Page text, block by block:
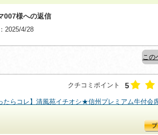
007様への返信
2025/4/28
この
5
クチコミポイント
たらコレ】清風苑イチオシ★信州プレミアム牛付会